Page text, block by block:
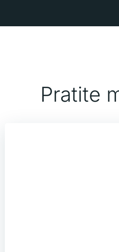
Pratite